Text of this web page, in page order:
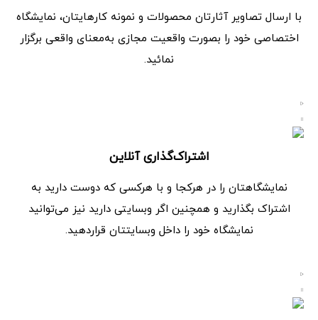
با ارسال تصاویر آثارتان محصولات و نمونه کارهایتان، نمایشگاه
اختصاصی خود را بصورت واقعیت مجازی به‌معنای واقعی برگزار
نمائید.
اشتراک‌گذاری آنلاین
نمایشگاهتان را در هرکجا و با هرکسی که دوست دارید به
اشتراک بگذارید و همچنین اگر وبسایتی دارید نیز می‌توانید
نمایشگاه خود را داخل وبسایتتان قراردهید.